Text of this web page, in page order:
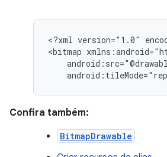
<?xml version="1.0"
<bitmap
Confira também:
BitmapDrawable